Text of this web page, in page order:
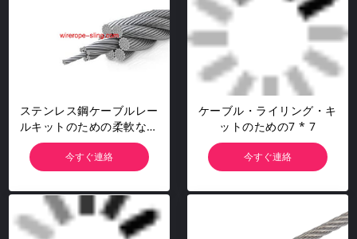
ステンレス鋼ケーブルレー
ルキットのための柔軟な鋼
の牽引ケーブルステンレス
鋼ワイヤーロープ
今すぐ連絡
ケーブル・ライリング・キ
ットのための7 * 7
今すぐ連絡